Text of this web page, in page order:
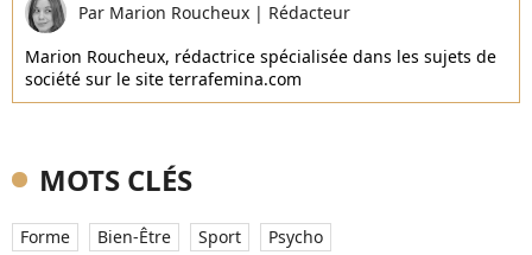
Par Marion Roucheux | Rédacteur
Marion Roucheux, rédactrice spécialisée dans les sujets de
société sur le site terrafemina.com
MOTS CLÉS
Forme Bien-Être Sport Psycho